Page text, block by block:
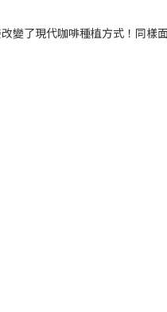
變了現代咖啡種植方式！同樣